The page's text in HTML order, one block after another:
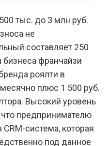
тыс. до 3 млн руб.
не
составляет 250
франчайзи
роялти в
плюс 1 500 руб.
Высокий уровень
предпринимателю
система, которая
под данное